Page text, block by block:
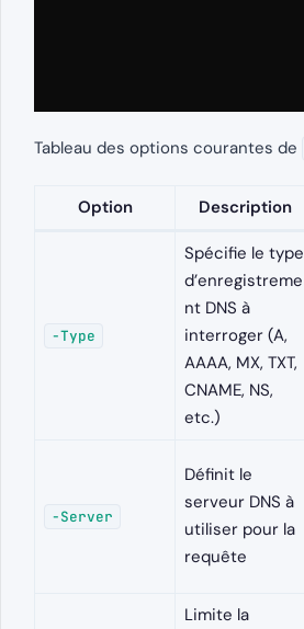
Tableau des options courantes de
Option Description
-Type
Spécifie le type
d’enregistreme
nt DNS à
interroger (A,
AAAA, MX, TXT,
CNAME, NS,
etc.)
-Server
Définit le
serveur DNS à
utiliser pour la
requête
Limite la